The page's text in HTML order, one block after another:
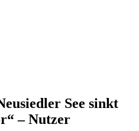
See sinkt
– Nutzer